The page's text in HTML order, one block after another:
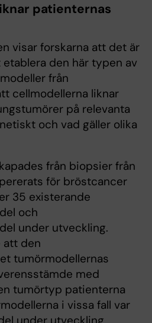
patienternas
visar forskarna att det är
den här typen av
från
cellmodellerna liknar
på relevanta
och vad gäller olika
från biopsier från
för bröstcancer
35 existerande
och
under utveckling.
att den
tumörmodellernas
med
tumörtyp patienterna
i vissa fall var